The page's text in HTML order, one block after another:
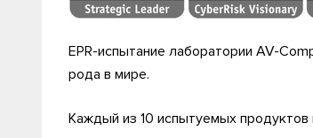
EPR-испытание лаборатории AV-
рода в мире.
Каждый из 10 испытуемых